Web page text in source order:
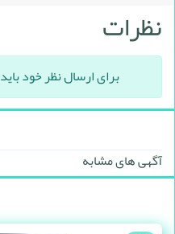
نظرات
برای ارسال نظر خود باید
آگهی های مشابه